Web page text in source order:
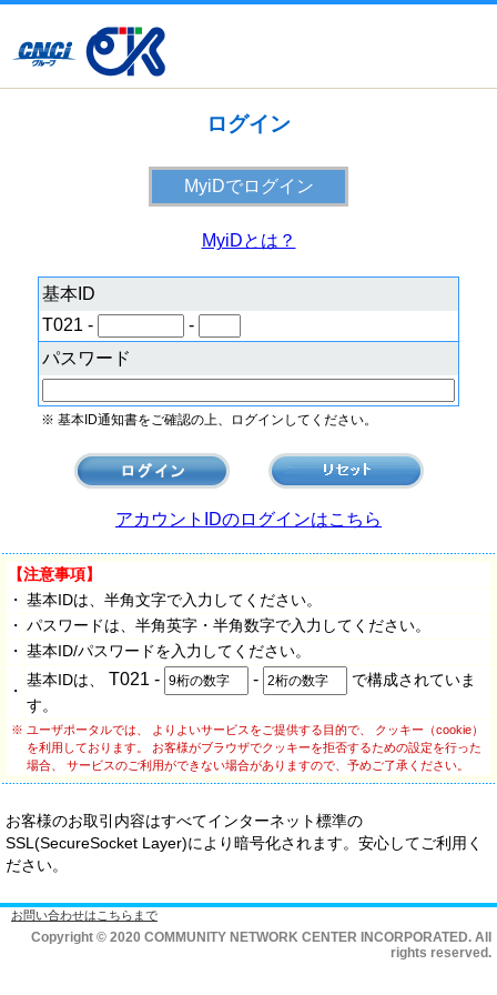
ログイン
MyiDとは？
基本ID
T021 -
-
パスワード
※ 基本ID通知書をご確認の上、ログインしてください。
アカウントIDのログインはこちら
【注意事項】
・ 基本IDは、半角文字で入力してください。
・ パスワードは、半角英字・半角数字で入力してください。
・ 基本ID/パスワードを入力してください。
・
基本IDは、 T021 - -
で構成されていま
す。
※ ユーザポータルでは、 よりよいサービスをご提供する目的で、 クッキー（cookie）
を利用しております。 お客様がブラウザでクッキーを拒否するための設定を行った
場合、 サービスのご利用ができない場合がありますので、予めご了承ください。
お客様のお取引内容はすべてインターネット標準の
SSL(SecureSocket Layer)により暗号化されます。安心してご利用く
ださい。
お問い合わせはこちらまで